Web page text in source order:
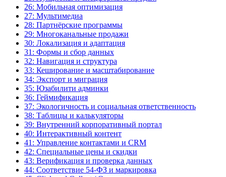
26: Мобильная оптимизация
27: Мультимедиа
28: Партнёрские программы
29: Многоканальные продажи
30: Локализация и адаптация
31: Формы и сбор данных
32: Навигация и структура
33: Кеширование и масштабирование
34: Экспорт и миграция
35: Юзабилити админки
36: Геймификация
37: Экологичность и социальная ответственность
38: Таблицы и калькуляторы
39: Внутренний корпоративный портал
40: Интерактивный контент
41: Управление контактами и CRM
42: Специальные цены и скидки
43: Верификация и проверка данных
44: Соответствие 54-ФЗ и маркировка